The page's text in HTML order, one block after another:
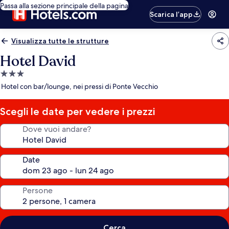
Passa alla sezione principale della pagina
Scarica l’app
Visualizza tutte le strutture
Hotel David
Struttura
a
stelle
Hotel con bar/lounge, nei pressi di Ponte Vecchio
Scegli le date per vedere i prezzi
Dove vuoi andare?
Date
Persone